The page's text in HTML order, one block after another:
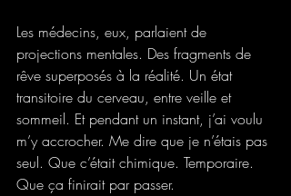
Les médecins, eux, parlaient de
projections mentales. Des fragments de
rêve superposés à la réalité. Un état
transitoire du cerveau, entre veille et
sommeil. Et pendant un instant, j’ai voulu
m’y accrocher. Me dire que je n’étais pas
seul. Que c’était chimique. Temporaire.
Que ça finirait par passer.